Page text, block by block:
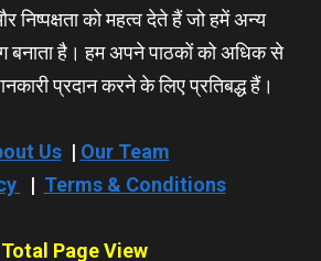
निष्पक्षता को महत्व देते हैं जो हमें अन्य
बनाता है। हम अपने पाठकों को अधिक से
प्रदान करने के लिए प्रतिबद्ध हैं।
Us| Our Team
| Terms & Conditions
Total Page View